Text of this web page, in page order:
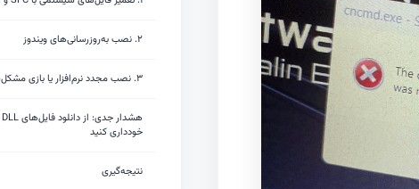
۲. نصب به‌روزرسانی‌های ویندوز
۳. نصب مجدد نرم‌افزار یا بازی مشکل‌ساز
خودداری کنید
نتیجه‌گیری